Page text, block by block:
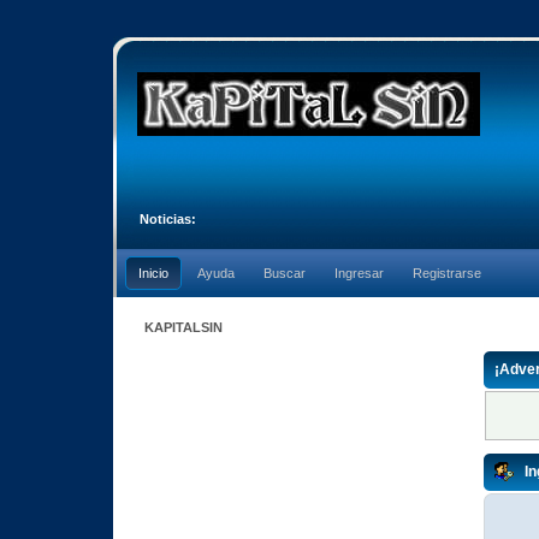
Noticias:
Inicio Ayuda Buscar Ingresar Registrarse
KAPITALSIN